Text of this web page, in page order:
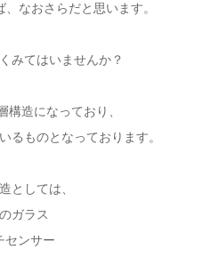
なおさらだと思います。
みてはいませんか？
構造になっており、
るものとなっております。
としては、
ガラス
センサー